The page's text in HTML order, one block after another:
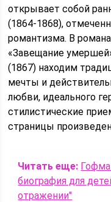
открывает собой
(1864-1868),
романтизма. В
«Завещание
(1867) находим
мечты и
любви, идеального
стилистические
страницы
Читать еще:
биография для
отражении"